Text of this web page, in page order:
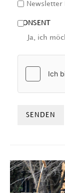
Newsletter
CONSENT
Ja, ich